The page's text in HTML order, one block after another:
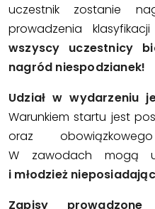
uczestnik zostanie
prowadzenia
wszyscy uczestnicy
nagród niespodzianek!
Udział w wydarzeniu
Warunkiem startu jest
oraz
W zawodach mogą
i młodzież
Zapisy